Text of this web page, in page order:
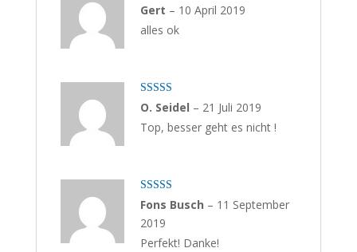
Bewertet
mit 4von
5
Gert – 10 April 2019
alles ok
Bewertet mit
5von 5
O. Seidel – 21 Juli 2019
Top, besser geht es nicht !
Bewertet mit
5 von 5
Fons Busch – 11 September
2019
Perfekt! Danke!